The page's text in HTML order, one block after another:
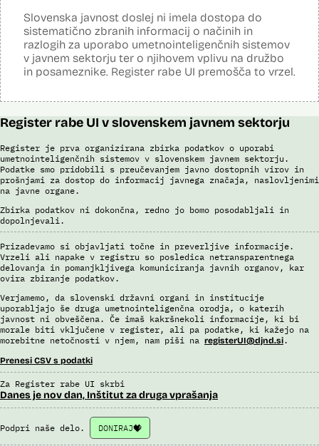
Slovenska javnost doslej ni imela dostopa do
sistematično zbranih informacij o načinih in
razlogih za uporabo umetnointeligenčnih sistemov
v javnem sektorju ter o njihovem vplivu na družbo
in posameznike. Register rabe UI premošča to vrzel.
Register rabe UI v slovenskem javnem sektorju
Register je prva organizirana zbirka podatkov o uporabi
umetnointeligenčnih sistemov v slovenskem javnem sektorju.
Podatke smo pridobili s preučevanjem javno dostopnih virov in
prošnjami za dostop do informacij javnega značaja, naslovljenimi
na javne organe.
Zbirka podatkov ni dokončna, redno jo bomo posodabljali in
dopolnjevali.
Prizadevamo si objavljati točne in preverljive informacije.
Vrzeli ali napake v registru so posledica netransparentnega
delovanja in pomanjkljivega komuniciranja javnih organov, kar
ovira zbiranje podatkov.
Verjamemo, da slovenski državni organi in institucije
uporabljajo še druga umetnointeligenčna orodja, o katerih
javnost ni obveščena. Če imaš kakršnekoli informacije, ki bi
morale biti vključene v register, ali pa podatke, ki kažejo na
morebitne netočnosti v njem, nam piši na registerUI@djnd.si.
Prenesi CSV s podatki
Za Register rabe UI skrbi
Danes je nov dan, Inštitut za druga vprašanja
Podpri naše delo. DONIRAJ